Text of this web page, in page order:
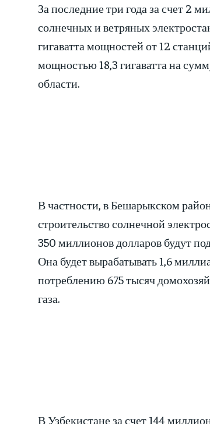
За последние три года за счет 2
солнечных и ветряных
гигаватта мощностей от 12
мощностью 18,3 гигаватта на
области.
В частности, в Бешарыкском
строительство солнечной
350 миллионов долларов будут
Она будет вырабатывать 1,6
потреблению 675 тысяч
газа.
В Узбекистане за счет 144